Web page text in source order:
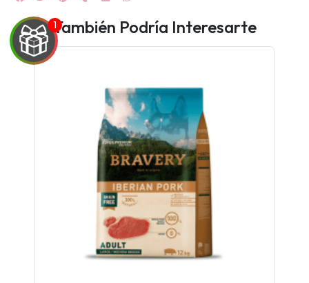
También Podría Interesarte